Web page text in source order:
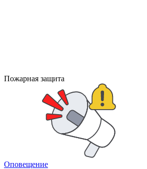
Пожарная защита
Оповещение